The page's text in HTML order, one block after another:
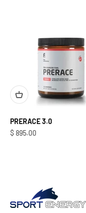
PRERACE 3.0
Precio de oferta
$ 895.00